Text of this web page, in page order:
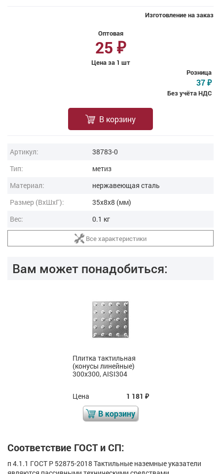
Изготовление на заказ
Оптовая
25 ₽
Цена за 1 шт
Розница
37 ₽
Без учёта НДС
В корзину
Артикул:
38783-0
Тип:
метиз
Материал:
нержавеющая сталь
Размер (ВxШxГ):
35x8x8 (мм)
Вес:
0.1 кг
Все характеристики
Вам может понадобиться:
Плитка тактильная
(конусы линейные)
300x300, AISI304
Цена 1 181 ₽
В корзину
Соответствие ГОСТ и СП:
п 4.1.1 ГОСТ Р 52875-2018 Тактильные наземные указатели